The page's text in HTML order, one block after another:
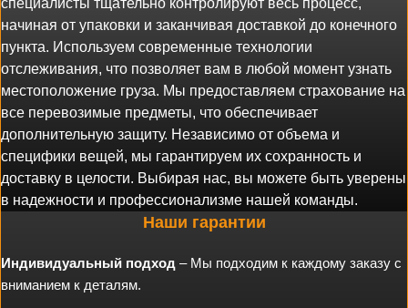
начиная от упаковки и заканчивая доставкой до конечного
пункта. Используем современные технологии
отслеживания, что позволяет вам в любой момент узнать
местоположение груза. Мы предоставляем страхование на
все перевозимые предметы, что обеспечивает
дополнительную защиту. Независимо от объема и
специфики вещей, мы гарантируем их сохранность и
доставку в целости. Выбирая нас, вы можете быть уверены
в надежности и профессионализме нашей команды.
Наши гарантии
Индивидуальный подход – Мы подходим к каждому заказу с
вниманием к деталям.